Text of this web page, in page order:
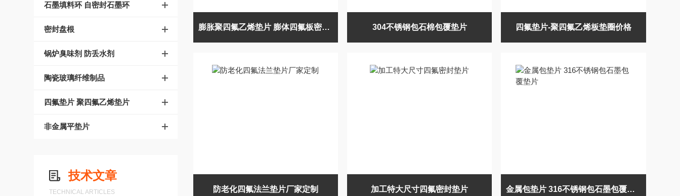
石墨填料环 自密封石墨环
密封盘根
锅炉臭味剂 防丢水剂
陶瓷玻璃纤维制品
四氟垫片 聚四氟乙烯垫片
非金属平垫片
技术文章
TECHNICAL ARTICLES
膨胀聚四氟乙烯垫片 膨体四氟板密封垫片 304不锈钢包石棉包覆垫片 四氟垫片-聚四氟乙烯板垫圈价格
防老化四氟法兰垫片厂家定制 加工特大尺寸四氟密封垫片 金属包垫片 316不锈钢包石墨包覆垫片